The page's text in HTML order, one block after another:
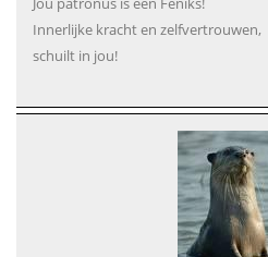
Innerlijke kracht en zelfvertrouwen,
schuilt in jou!